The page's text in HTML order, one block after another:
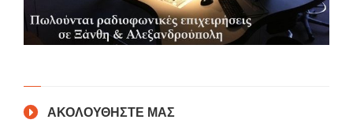
ΑΚΟΛΟΥΘΗΣΤΕ ΜΑΣ